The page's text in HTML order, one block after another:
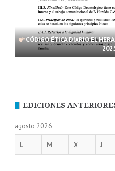
CÓDIGO ÉTICA DIARIO EL
EDICIONES
agosto 2026
L M X J